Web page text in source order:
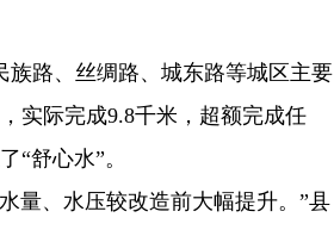
族路、丝绸路、城东路等城区主要
实际完成9.8千米，超额完成任
“舒心水”。
量、水压较改造前大幅提升。”县